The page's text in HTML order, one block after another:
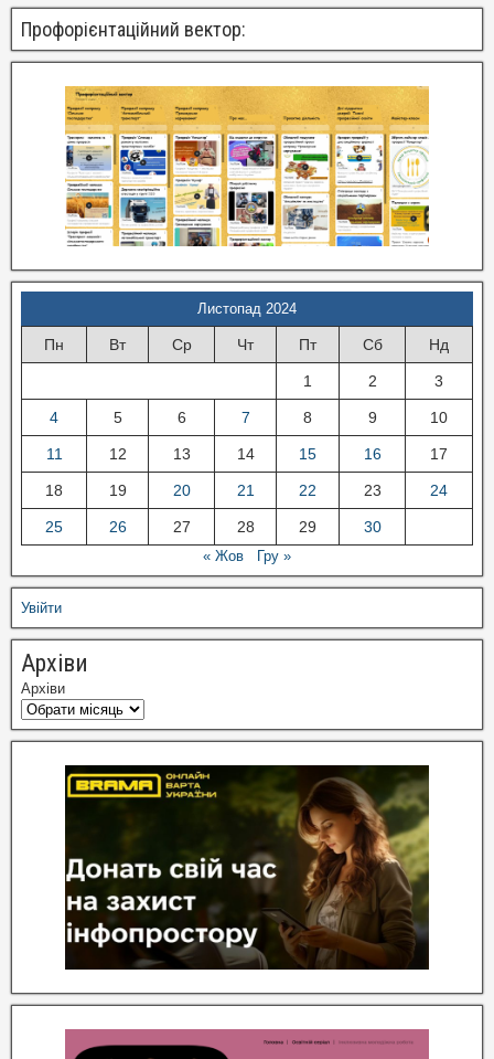
Профорієнтаційний вектор:
Листопад 2024
Пн Вт Ср Чт Пт Сб Нд
1 2 3
4 5 6 7 8 9 10
11 12 13 14 15 16 17
18 19 20 21 22 23 24
25 26 27 28 29 30
« Жов Гру »
Увійти
Архіви
Архіви